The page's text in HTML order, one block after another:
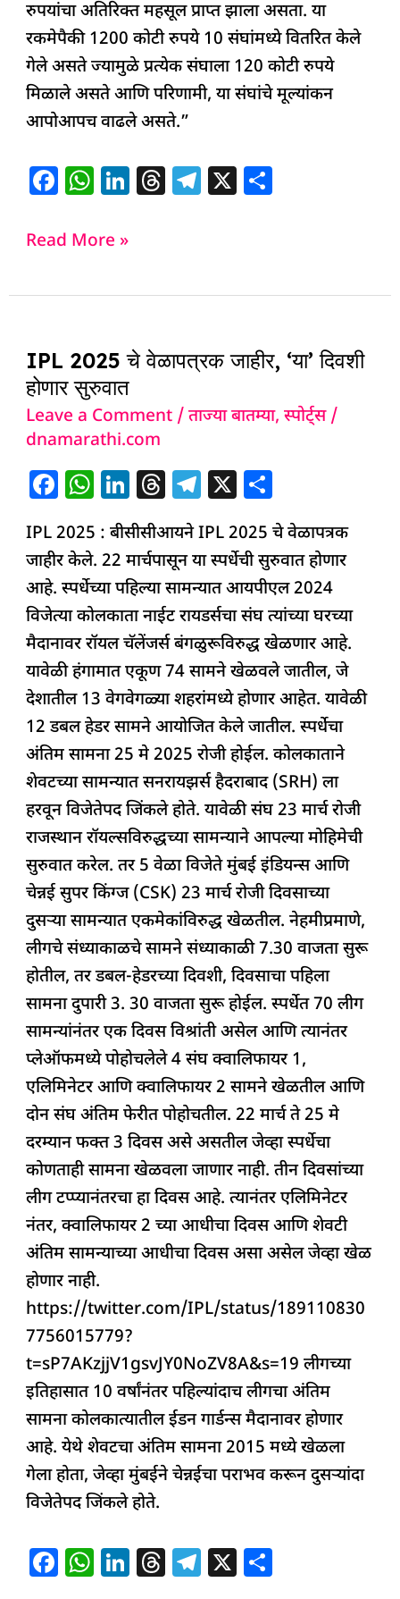
रुपयांचा अतिरिक्त महसूल प्राप्त झाला असता. या
रकमेपैकी 1200 कोटी रुपये 10 संघांमध्ये वितरित केले
गेले असते ज्यामुळे प्रत्येक संघाला 120 कोटी रुपये
मिळाले असते आणि परिणामी, या संघांचे मूल्यांकन
आपोआपच वाढले असते.”
F
c
b
o
k
W
at
A
p
Li
dI
T
d
T
ra
X
Read More »
IPL 2025 चे वेळापत्रक जाहीर, ‘या’ दिवशी
होणार सुरुवात
Leave a Comment /ताज्या बातम्या,स्पोर्ट्स/
dnamarathi.com
F
c
e
b
o
o
k
W
at
s
A
p
p
Li
n
k
e
dI
n
T
re
a
d
s
T
e
g
ra
m
X
h
ar
e
IPL 2025 : बीसीसीआयने IPL 2025 चे वेळापत्रक
जाहीर केले. 22 मार्चपासून या स्पर्धेची सुरुवात होणार
आहे. स्पर्धेच्या पहिल्या सामन्यात आयपीएल 2024
विजेत्या कोलकाता नाईट रायडर्सचा संघ त्यांच्या घरच्या
मैदानावर रॉयल चॅलेंजर्स बंगळुरूविरुद्ध खेळणार आहे.
यावेळी हंगामात एकूण 74 सामने खेळवले जातील, जे
देशातील 13 वेगवेगळ्या शहरांमध्ये होणार आहेत. यावेळी
12 डबल हेडर सामने आयोजित केले जातील. स्पर्धेचा
अंतिम सामना 25 मे 2025 रोजी होईल. कोलकाताने
शेवटच्या सामन्यात सनरायझर्स हैदराबाद (SRH) ला
हरवून विजेतेपद जिंकले होते. यावेळी संघ 23 मार्च रोजी
राजस्थान रॉयल्सविरुद्धच्या सामन्याने आपल्या मोहिमेची
सुरुवात करेल. तर 5 वेळा विजेते मुंबई इंडियन्स आणि
चेन्नई सुपर किंग्ज (CSK) 23 मार्च रोजी दिवसाच्या
दुसऱ्या सामन्यात एकमेकांविरुद्ध खेळतील. नेहमीप्रमाणे,
लीगचे संध्याकाळचे सामने संध्याकाळी 7.30 वाजता सुरू
होतील, तर डबल-हेडरच्या दिवशी, दिवसाचा पहिला
सामना दुपारी 3. 30 वाजता सुरू होईल. स्पर्धेत 70 लीग
सामन्यांनंतर एक दिवस विश्रांती असेल आणि त्यानंतर
प्लेऑफमध्ये पोहोचलेले 4 संघ क्वालिफायर 1,
एलिमिनेटर आणि क्वालिफायर 2 सामने खेळतील आणि
दोन संघ अंतिम फेरीत पोहोचतील. 22 मार्च ते 25 मे
दरम्यान फक्त 3 दिवस असे असतील जेव्हा स्पर्धेचा
कोणताही सामना खेळवला जाणार नाही. तीन दिवसांच्या
लीग टप्प्यानंतरचा हा दिवस आहे. त्यानंतर एलिमिनेटर
नंतर, क्वालिफायर 2 च्या आधीचा दिवस आणि शेवटी
अंतिम सामन्याच्या आधीचा दिवस असा असेल जेव्हा खेळ
होणार नाही.
https://twitter.com/IPL/status/189110830
7756015779?
t=sP7AKzjjV1gsvJY0NoZV8A&s=19 लीगच्या
इतिहासात 10 वर्षांनंतर पहिल्यांदाच लीगचा अंतिम
सामना कोलकात्यातील ईडन गार्डन्स मैदानावर होणार
आहे. येथे शेवटचा अंतिम सामना 2015 मध्ये खेळला
गेला होता, जेव्हा मुंबईने चेन्नईचा पराभव करून दुसऱ्यांदा
विजेतेपद जिंकले होते.
F W Li T T X
2025
चे
वेळापत्रक
जाहीर,
‘या’
दिवशी
होणार
सुरुवात